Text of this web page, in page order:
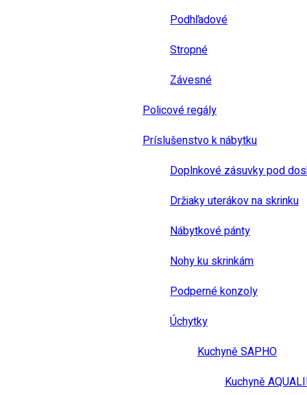
Podhľadové
Stropné
Závesné
Policové regály
Príslušenstvo k nábytku
Doplnkové zásuvky pod
Držiaky uterákov na skrinku
Nábytkové pánty
Nohy ku skrinkám
Podperné konzoly
Úchytky
Kuchyně SAPHO
Kuchyně